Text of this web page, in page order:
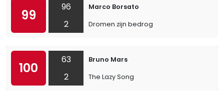
99
96
2
Marco Borsato
Dromen zijn bedrog
100
63
2
Bruno Mars
The Lazy Song